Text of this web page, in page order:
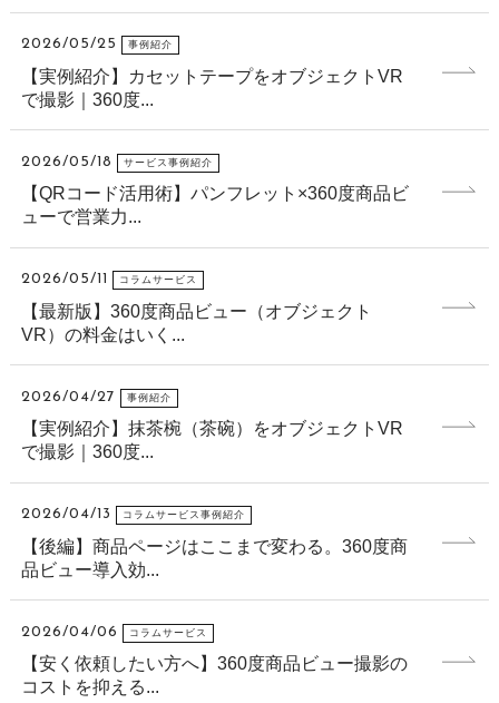
2026/05/25 事例紹介
【実例紹介】カセットテープをオブジェクトVR
で撮影｜360度...
2026/05/18 サービス事例紹介
【QRコード活用術】パンフレット×360度商品ビ
ューで営業力...
2026/05/11 コラムサービス
【最新版】360度商品ビュー（オブジェクト
VR）の料金はいく...
2026/04/27 事例紹介
【実例紹介】抹茶椀（茶碗）をオブジェクトVR
で撮影｜360度...
2026/04/13 コラムサービス事例紹介
【後編】商品ページはここまで変わる。360度商
品ビュー導入効...
2026/04/06 コラムサービス
【安く依頼したい方へ】360度商品ビュー撮影の
コストを抑える...